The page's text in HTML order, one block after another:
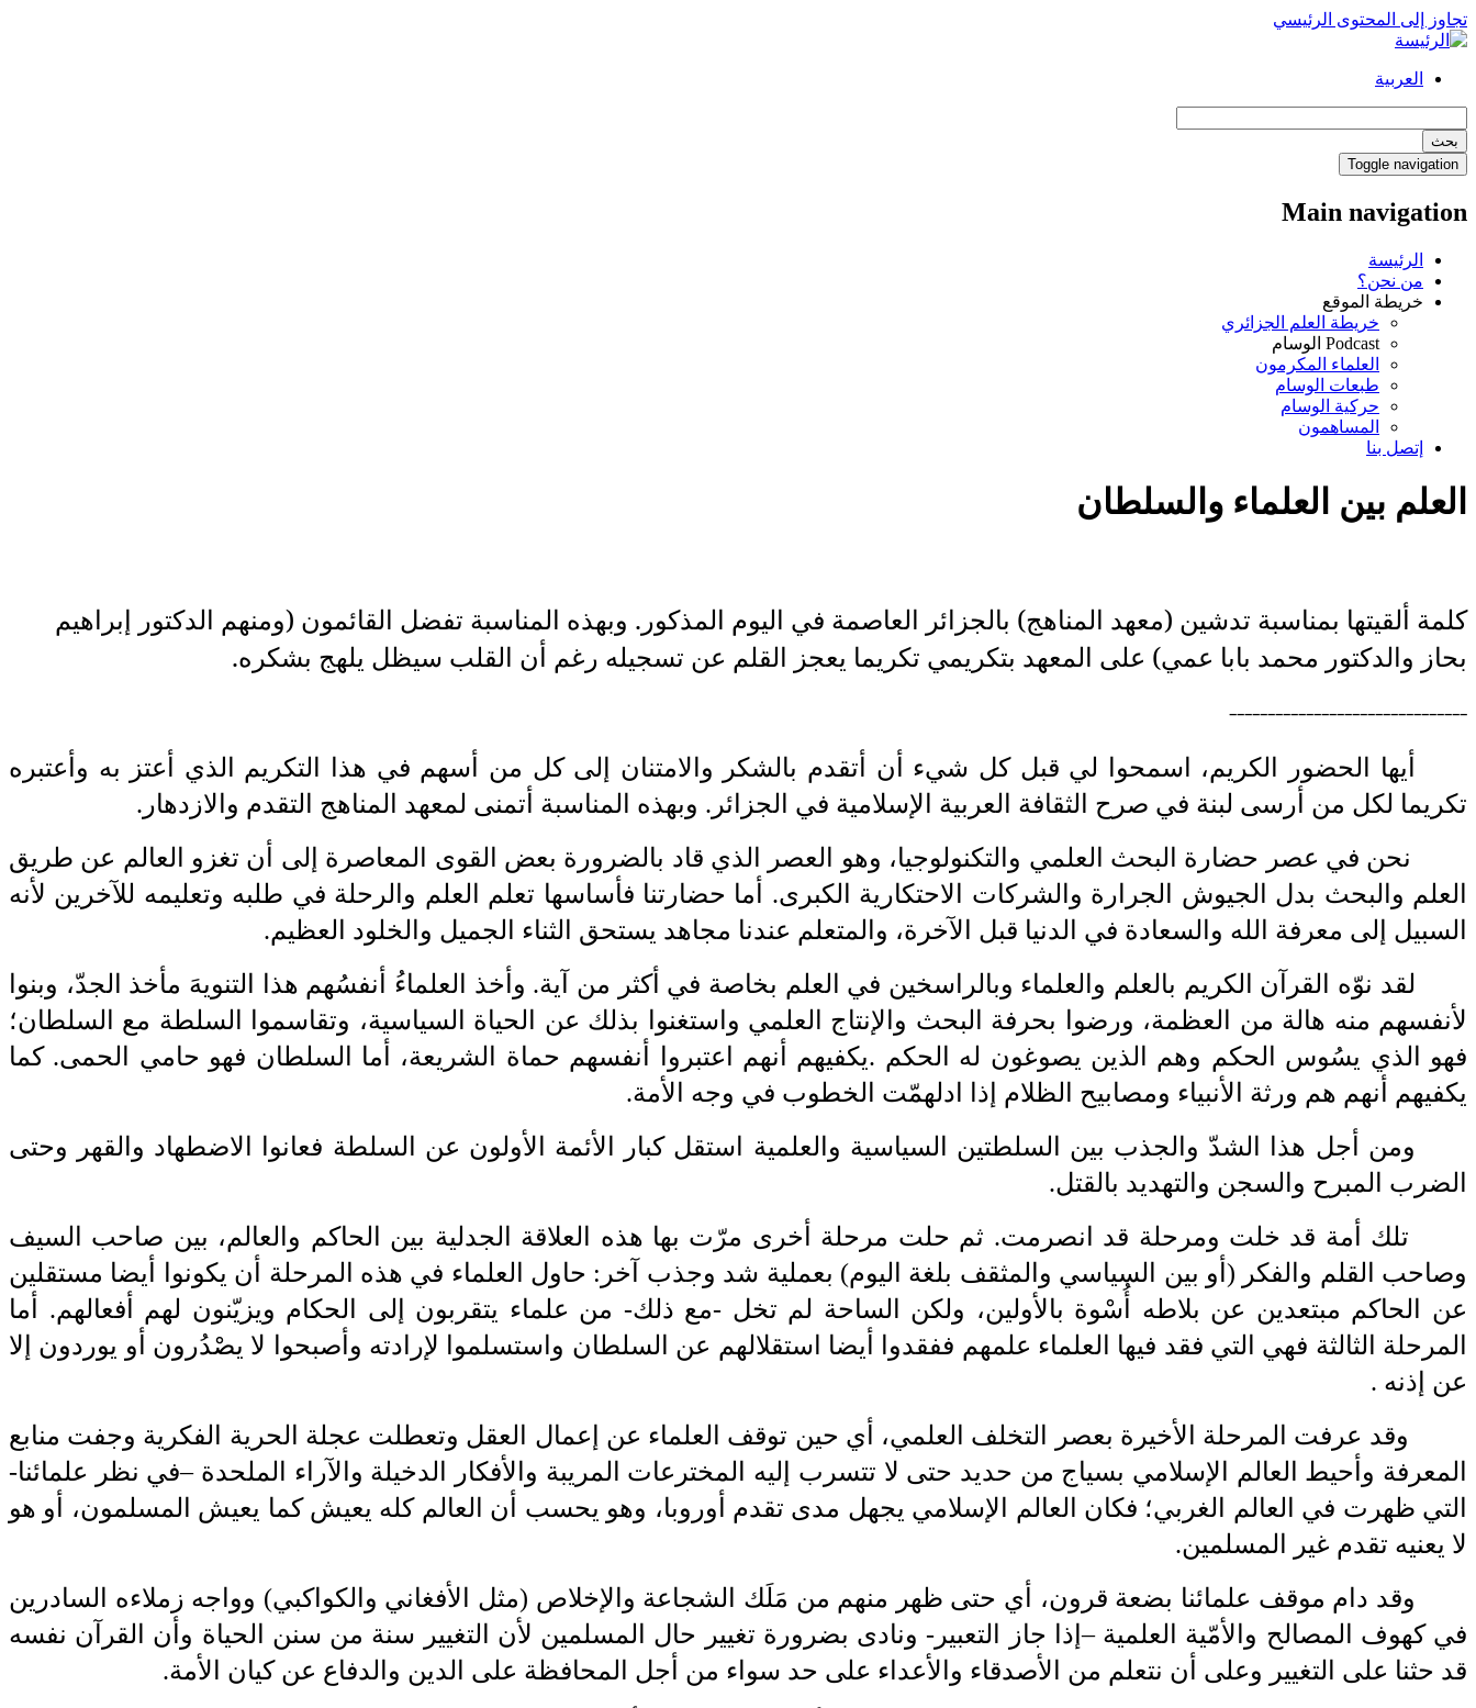
تجاوز إلى المحتوى الرئيسي
العربية
بحث
Toggle navigation
Main navigation
الرئيسة
من نحن؟
خريطة الموقع
خريطة العلم الجزائري
Podcast الوسام
العلماء المكرمون
طبعات الوسام
حركية الوسام
المساهمون
إتصل بنا
كلمة ألقيتها بمناسبة تدشين (معهد المناهج) بالجزائر العاصمة في اليوم‏ المذكور. وبهذه المناسبة تفضل القائمون (ومنهم الدكتور ‏إبراهيم
بحاز والدكتور محمد بابا عمي) على المعهد بتكريمي تكريما يعجز القلم عن تسجيله رغم أن القلب سيظل يلهج بشكره.
-------------------------------
أيها الحضور الكريم، اسمحوا لي قبل كل شيء أن أتقدم بالشكر والامتنان إلى ‎ ‎كل من أسهم في هذا التكريم الذي أعتز به وأعتبره
‏تكريما لكل من أرسى لبنة في صرح
الثقافة العربية الإسلامية في الجزائر. وبهذه المناسبة أتمنى لمعهد المناهج التقدم والازدهار .‎
نحن في عصر حضارة البحث العلمي والتكنولوجيا، وهو العصر الذي قاد بالضرورة بعض القوى المعاصرة إلى أن تغزو العالم ‏عن طريق
العلم والبحث بدل الجيوش الجرارة والشركات الاحتكارية الكبرى. أما حضارتنا فأساسها تعلم العلم والرحلة في طلبه وتعليمه للآخرين لأنه
السبيل إلى معرفة الله والسعادة في الدنيا قبل الآخرة، والمتعلم عندنا مجاهد يستحق الثناء الجميل والخلود ‏العظيم.
لقد نوّه القرآن الكريم بالعلم والعلماء وبالراسخين في العلم بخاصة في أكثر
من آية. وأخذ العلماءُ أنفسُهم هذا التنويهَ مأخذ الجدّ، ‏وبنوا
لأنفسهم منه هالة من
العظمة، ورضوا بحرفة البحث والإنتاج العلمي واستغنوا بذلك عن الحياة السياسية، وتقاسموا السلطة مع ‏السلطان؛
فهو الذي يسُوس الحكم وهم الذين يصوغون له الحكم . ‎يكفيهم أنهم اعتبروا أنفسهم حماة الشريعة، أما السلطان فهو حامي ‏الحمى. كما
يكفيهم
أنهم هم ورثة الأنبياء ومصابيح الظلام إذا ادلهمّت الخطوب في وجه الأمة.
ومن أجل هذا
الشدّ والجذب بين ‏السلطتين السياسية والعلمية استقل كبار الأئمة الأولون عن السلطة فعانوا الاضطهاد والقهر وحتى
الضرب المبرح والسجن والتهديد ‏بالقتل.‎
تلك أمة قد خلت ومرحلة قد انصرمت. ثم حلت مرحلة أخرى مرّت بها هذه العلاقة
الجدلية بين الحاكم والعالم، بين صاحب ‏السيف
وصاحب القلم والفكر (أو بين السياسي والمثقف بلغة اليوم) بعملية شد وجذب آخر: حاول العلماء في هذه المرحلة أن يكونوا
أيضا مستقلين
عن الحاكم مبتعدين عن بلاطه أُسْوة بالأولين، ولكن الساحة لم تخل -مع ذلك- من علماء يتقربون إلى الحكام ويزيّنون ‏لهم أفعالهم. أما
المرحلة الثالثة فهي
التي فقد فيها العلماء علمهم ففقدوا أيضا استقلالهم عن السلطان واستسلموا لإرادته وأصبحوا لا ‏يصْدُرون أو يوردون إلا
عن إذنه . ‎
وقد عرفت المرحلة الأخيرة بعصر التخلف العلمي، أي حين توقف العلماء عن‏
إعمال العقل وتعطلت عجلة الحرية الفكرية وجفت ‏منابع
المعرفة وأحيط العالم الإسلامي بسياج من حديد حتى لا تتسرب إليه المخترعات المريبة والأفكار الدخيلة والآراء
الملحدة –في ‏نظر علمائنا-
التي ظهرت في العالم الغربي؛ فكان العالم الإسلامي يجهل مدى تقدم أوروبا، وهو يحسب أن العالم كله يعيش كما يعيش ‏المسلمون، أو هو
لا يعنيه تقدم غير المسلمين.
وقد دام موقف علمائنا بضعة قرون، أي حتى ظهر منهم من مَلَك
الشجاعة والإخلاص ‏‏(مثل الأفغاني والكواكبي) وواجه زملاءه السادرين
في كهوف المصالح والأمّية العلمية –إذا جاز التعبير- ونادى بضرورة تغيير حال ‏المسلمين لأن التغيير
سنة من سنن الحياة وأن القرآن نفسه
قد حثنا على التغيير وعلى أن نتعلم من الأصدقاء والأعداء على حد سواء ‏من أجل المحافظة على الدين والدفاع عن كيان الأمة.‎